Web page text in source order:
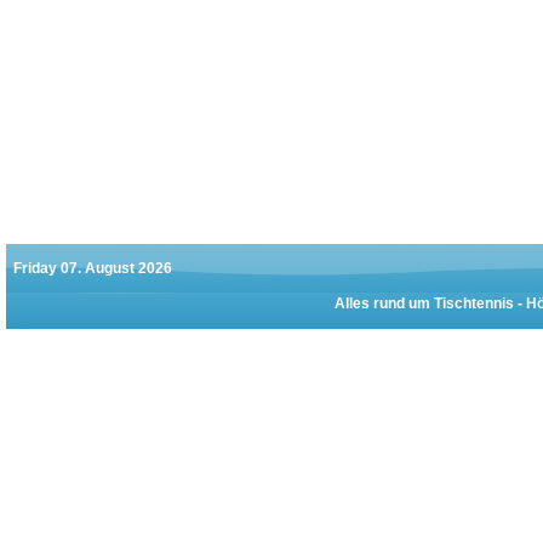
Friday 07. August 2026
Alles rund um Tischtennis -